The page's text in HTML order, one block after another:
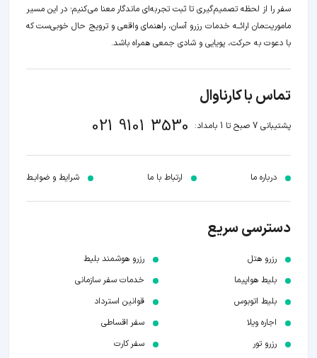
سفر را از لحظه‌ تصمیم‌گیری تا ثبت تجربه‌ای ماندگار معنا می‌کنیم؛ در این مسیر‍
ماموریت‌مان اراﺋــﻪ خدمات رزرو آسان، راهنمای واقعی و ترویج حال خوبی‌ست که
با دعوت به حرکت، پویایی و شادی جمعی همراه باشد.
تماس با کارناوال
پشتیبانی 7 صبح تا 1 بامداد: 021 9101 3530
درباره ما ارتباط با ما شرایط و ضوابـط
دسترسی سریع
رزرو هتل
بلیط هواپیما
بلیط اتوبوس
اجاره ویلا
رزرو تور
رزرو هوشمند بلیط
خدمات سفر سازمانی
قوانین استرداد
سفر اقساطی
سفر کارت